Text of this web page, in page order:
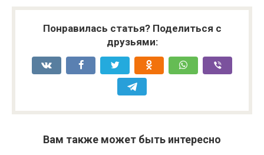
Понравилась статья? Поделиться с
друзьями:
Вам также может быть интересно